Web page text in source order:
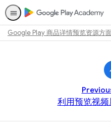
Google Play 商品详情预览资源方
利用预览视